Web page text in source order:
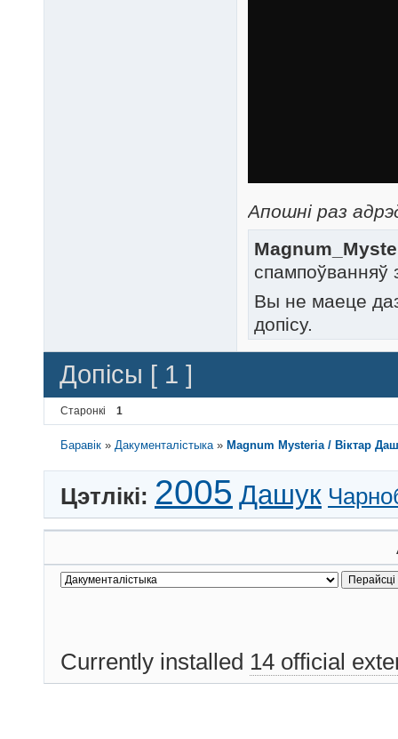
Апошні раз
спампоўванняў
Вы не маеце
допісу.
Допісы [ 1 ]
Старонкі 1
Баравік » Дакументалістыка » Magnum Mysteria / Віктар
Цэтлікі: 2005 Дашук
Currently installed 14 official